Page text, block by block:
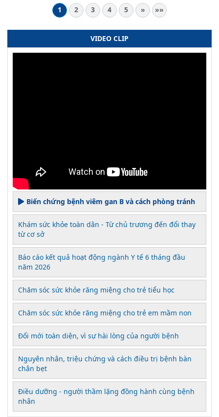
1
2 3 4 5 » »»
VIDEO CLIP
Biến chứng bệnh viêm gan B và cách phòng tránh
Khám sức khỏe toàn dân - Từ chủ trương đến đổi thay
từ cơ sở
Báo cáo kết quả hoạt động ngành Y tế 6 tháng đầu
năm 2026
Chăm sóc sức khỏe răng miệng cho trẻ tiểu học
Chăm sóc sức khỏe răng miệng cho trẻ em mầm non
Đổi mới toàn diện, vì sự hài lòng của người bệnh
Nguyên nhân, triệu chứng và cách điều trị bệnh bàn
chân bẹt
Điều dưỡng - người thầm lặng đồng hành cùng bệnh
nhân